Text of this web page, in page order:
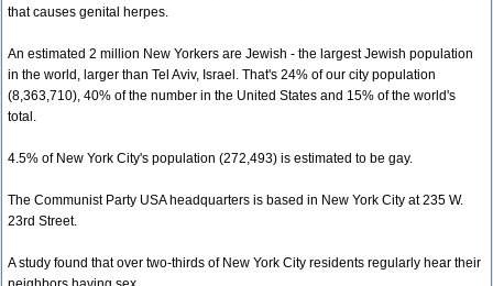
that causes genital herpes.
An estimated 2 million New Yorkers are Jewish - the largest Jewish population
in the world, larger than Tel Aviv, Israel. That's 24% of our city population
(8,363,710), 40% of the number in the United States and 15% of the world's
total.
4.5% of New York City's population (272,493) is estimated to be gay.
The Communist Party USA headquarters is based in New York City at 235 W.
23rd Street.
A study found that over two-thirds of New York City residents regularly hear their